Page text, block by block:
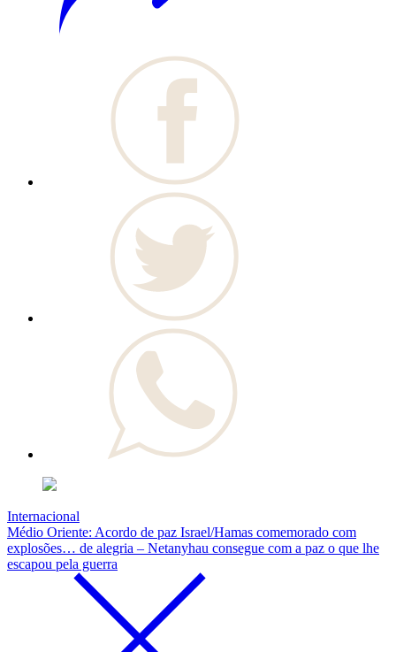
Internacional
Médio Oriente: Acordo de paz Israel/Hamas comemorado com
explosões… de alegria – Netanyhau consegue com a paz o que lhe
escapou pela guerra